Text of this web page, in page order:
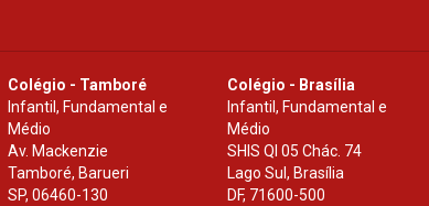
Colégio - Tamboré
Infantil, Fundamental e
Médio
Av. Mackenzie
Tamboré, Barueri
SP,06460-130
Colégio - Brasília
Infantil, Fundamental e
Médio
SHIS Ql 05 Chác. 74
Lago Sul, Brasília
DF, 71600-500